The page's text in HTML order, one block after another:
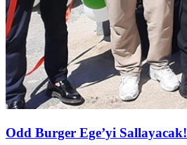
Odd Burger Ege’yi Sallayacak!